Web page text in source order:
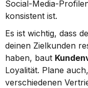
Social-Media-
konsistent ist.
Es ist wichtig, dass
deinen Zielkunden
haben, baut
Loyalität. Plane
verschiedenen